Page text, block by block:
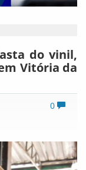
do vinil,
Vitória da
0